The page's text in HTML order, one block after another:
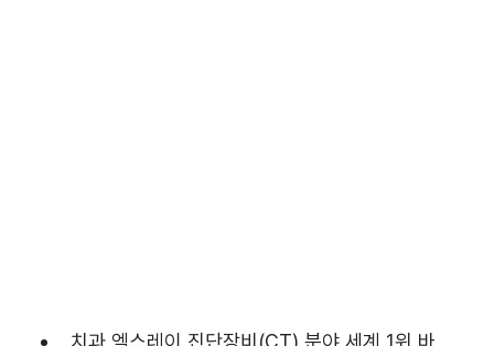
치과 엑스레이 진단장비(CT) 분야 세계 1위 바